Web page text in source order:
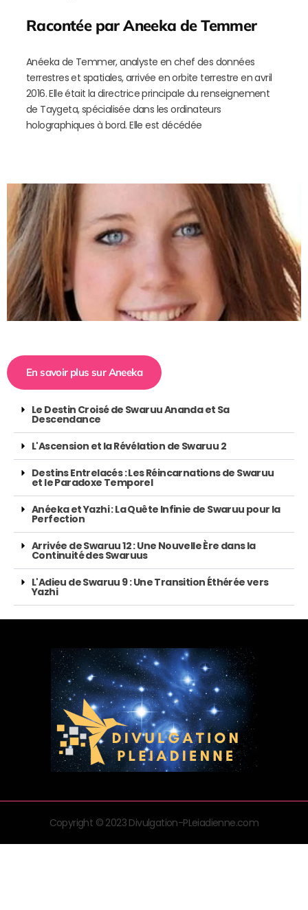
Racontée par Aneeka de Temmer
Anéeka de Temmer, analyste en chef des données
terrestres et spatiales, arrivée en orbite terrestre en avril
2016. Elle était la directrice principale du renseignement
de Taygeta, spécialisée dans les ordinateurs
holographiques à bord. Elle est décédée
En savoir plus sur Aneeka
Le Destin Croisé de Swaruu Ananda et Sa
Descendance
L'Ascension et la Révélation de Swaruu 2
Destins Entrelacés : Les Réincarnations de Swaruu
et le Paradoxe Temporel
Anéeka et Yazhi : La Quête Infinie de Swaruu pour la
Perfection
Arrivée de Swaruu 12 : Une Nouvelle Ère dans la
Continuité des Swaruus
L'Adieu de Swaruu 9 : Une Transition Éthérée vers
Yazhi
Copyright © 2023 Divulgation-PLeiadienne.com